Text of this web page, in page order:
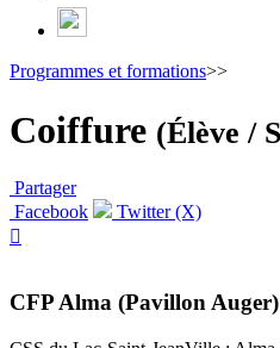
Programmes et formations>>
Coiffure (Élève /
Partager
Facebook
Twitter (X)

CFP Alma (Pavillon Auger)